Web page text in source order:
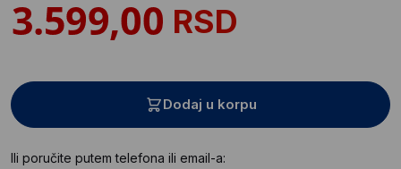
RSD
Dodaj u korpu
Ili poručite putem telefona ili email-a: